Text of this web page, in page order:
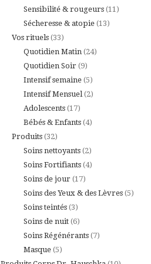
produits
Sensibilité & rougeurs 11 11
Sécheresse & atopie 1313
Vos rituels 3333
produits
Quotidien Matin 2424
Quotidien Soir 99
produits
Intensif semaine 55
produits
Intensif Mensuel 22
Adolescents 1717
produits
Bébés & Enfants 44
Produits 3232
produits
Soins nettoyants 22
produits
Soins Fortifiants 44
Soins de jour 1717
produits
Soins des Yeux & des Lèvres 55
Soins teintés 33
produits
Soins de nuit 66
produits
Soins Régénérants 77
Masque 55